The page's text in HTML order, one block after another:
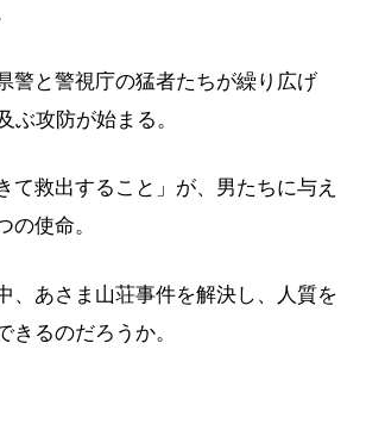
警と警視庁の猛者たちが繰り広げ
ぶ攻防が始まる。
て救出すること」が、男たちに与え
の使命。
、あさま山荘事件を解決し、人質を
きるのだろうか。